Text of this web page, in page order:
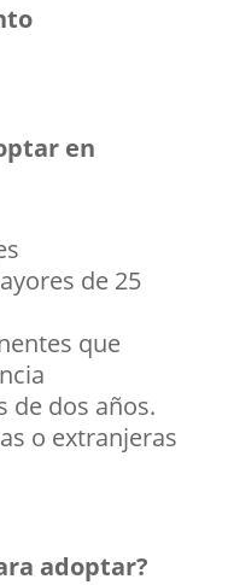
en
de 25
que
de dos años.
o extranjeras
adoptar?